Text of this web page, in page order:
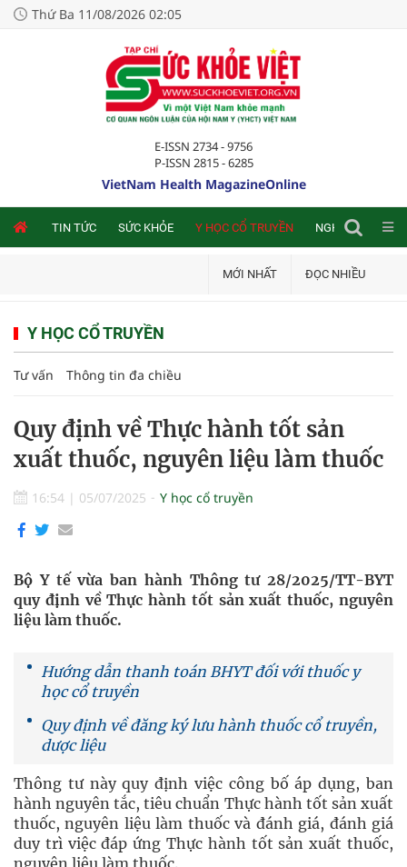
Thứ Ba 11/08/2026 02:05
E-ISSN 2734 - 9756
P-ISSN 2815 - 6285
VietNam Health MagazineOnline
TIN TỨC SỨC KHỎE Y HỌC CỔ TRUYỀN NGHIÊN CỨU
MỚI NHẤT ĐỌC NHIỀU
Y HỌC CỔ TRUYỀN
Tư vấn Thông tin đa chiều
Quy định về Thực hành tốt sản
xuất thuốc, nguyên liệu làm thuốc
16:54 | 05/07/2025 Y học cổ truyền
Bộ Y tế vừa ban hành Thông tư 28/2025/TT-BYT
quy định về Thực hành tốt sản xuất thuốc, nguyên
liệu làm thuốc.
Hướng dẫn thanh toán BHYT đối với thuốc y
học cổ truyền
Quy định về đăng ký lưu hành thuốc cổ truyền,
dược liệu
Thông tư này quy định việc công bố áp dụng, ban
hành nguyên tắc, tiêu chuẩn Thực hành tốt sản xuất
thuốc, nguyên liệu làm thuốc và đánh giá, đánh giá
duy trì việc đáp ứng Thực hành tốt sản xuất thuốc,
nguyên liệu làm thuốc.